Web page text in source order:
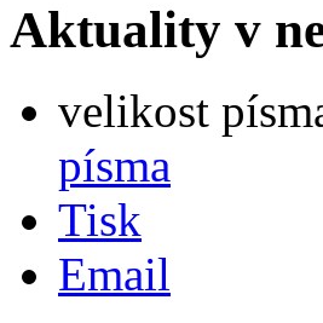
Aktuality v
velikost
písma
Tisk
Email